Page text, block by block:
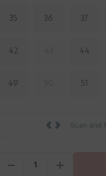
35 36 37
42 44
49 51
Scan and